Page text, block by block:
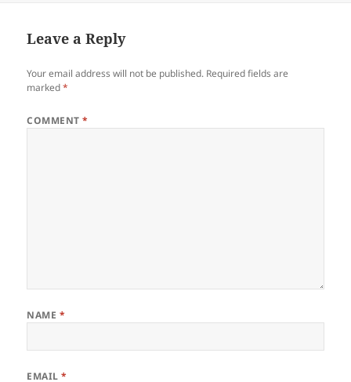
Leave a Reply
Your email address will not be published. Required fields are
marked*
COMMENT*
NAME *
EMAIL*